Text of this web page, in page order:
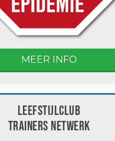
MEER INFO
Leefstijlclub
Trainers Netwerk